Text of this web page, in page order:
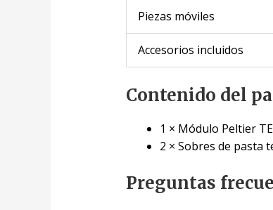
Piezas móviles
Accesorios incluidos
Contenido del
1 × Módulo Peltier
2 × Sobres de pasta
Preguntas